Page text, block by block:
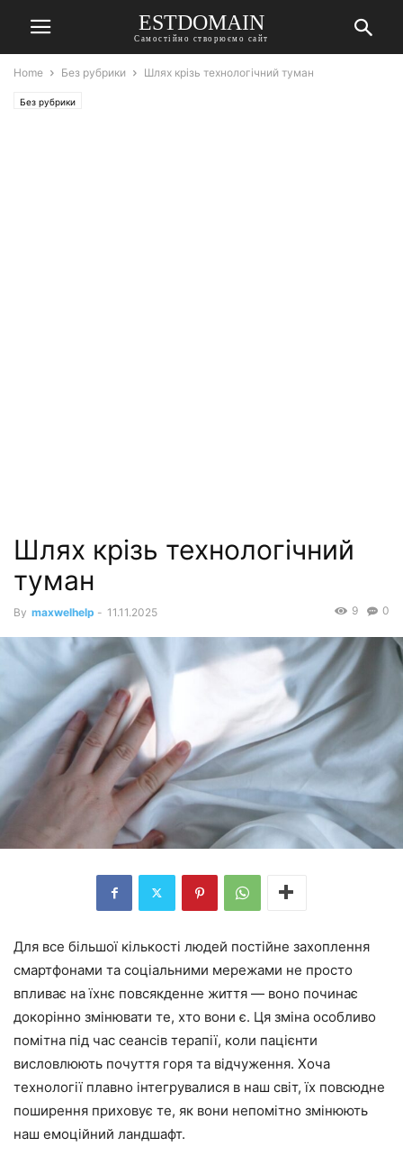
ESTDOMAIN
Самостійно створюємо сайт
Home Без рубрики Шлях крізь технологічний туман
Без рубрики
Шлях крізь технологічний
туман
By maxwelhelp - 11.11.2025 0
9
Для все більшої кількості людей постійне захоплення
смартфонами та соціальними мережами не просто
впливає на їхнє повсякденне життя — воно починає
докорінно змінювати те, хто вони є. Ця зміна особливо
помітна під час сеансів терапії, коли пацієнти
висловлюють почуття горя та відчуження. Хоча
технології плавно інтегрувалися в наш світ, їх повсюдне
поширення приховує те, як вони непомітно змінюють
наш емоційний ландшафт.